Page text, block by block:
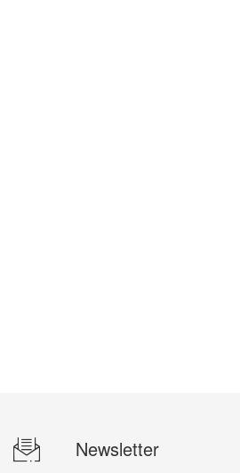
Newsletter